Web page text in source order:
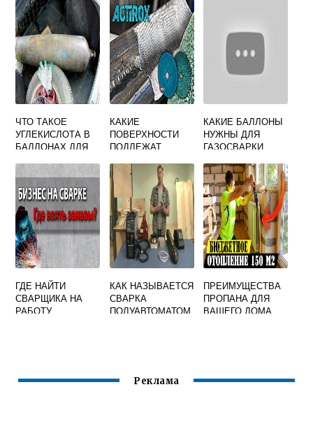
СЪЕЗД
ЦЕПЬ
ЭЛЕКТРОСВАРОЧ
НОЙ УСТАНОВКИ
ЧТО ТАКОЕ
УГЛЕКИСЛОТА В
БАЛЛОНАХ ДЛЯ
КАКИЕ
ПОВЕРХНОСТИ
ПОДЛЕЖАТ
ПОДГОТОВКЕ К
СБОРКЕ ПОД
СВАРКУ
КАКИЕ БАЛЛОНЫ
НУЖНЫ ДЛЯ
ГАЗОСВАРКИ
ГДЕ НАЙТИ
СВАРЩИКА НА
РАБОТУ
КАК НАЗЫВАЕТСЯ
СВАРКА
ПОЛУАВТОМАТОМ
ПРЕИМУЩЕСТВА
ПРОПАНА ДЛЯ
ВАШЕГО ДОМА
Реклама